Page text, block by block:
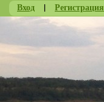
Вход | Регистрация